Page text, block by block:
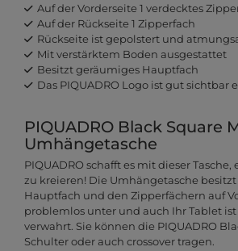
Auf der Vorderseite 1 verdecktes
Auf der Rückseite 1 Zipperfach
Rückseite ist gepolstert und
Mit verstärktem Boden ausgestattet
Besitzt geräumiges Hauptfach
Das PIQUADRO Logo ist gut sichtbar
PIQUADRO Black Square
Umhängetasche
PIQUADRO schafft es mit dieser
zu kreieren! Die Umhängetasche
Hauptfach und den Zipperfächern auf
problemlos unter und auch Ihr Tablet
verwahrt. Sie können die PIQUADRO
Schulter oder auch crossover tragen.